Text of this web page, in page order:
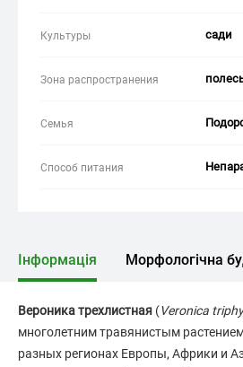
Культуры сади
Зона распространения
Семья
Способ питания
Інформація Морфологічна
Вероника трехлистная (Veronica
многолетним травянистым
разных регионах Европы, Африки и